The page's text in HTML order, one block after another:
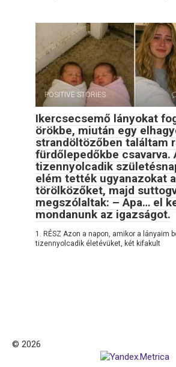
POSITIVE STORIES
Ikercsecsemő lányokat
örökbe, miután egy
strandöltözőben találtam
fürdőlepedőkbe csavarva.
tizennyolcadik
elém tették ugyanazokat
törölközőket, majd
megszólaltak: – Apa… el
mondanunk az igazságot.
1. RÉSZ Azon a napon, amikor a lányaim
tizennyolcadik életévüket, két kifakult
© 2026